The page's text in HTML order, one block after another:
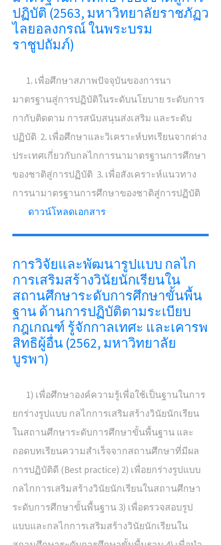
ปฏิบัติ (2563, มหาวิทยาลัยราชภัฏว
ไลยอลงกรณ์ ในพระบรม
ราชูปถัมภ์)
1. เพื่อศึกษาสภาพปัจจุบันของการนา
มาตรฐานสู่การปฏิบัติในระดับนโยบาย ระดับการ
กากับติดตาม การสนับสนุนส่งเสริม และระดับ
ปฏิบัติ 2. เพื่อศึกษาและวิเคราะห์บทเรียนจากต่าง
ประเทศเกี่ยวกับกลไกการนามาตรฐานการศึกษา
ของชาติสู่การปฏิบัติ 3. เพื่อสังเคราะห์แนวทาง
การนามาตรฐานการศึกษาของชาติสู่การปฏิบัติ
ดาวน์โหลดเอกสาร
การวิจัยและพัฒนารูปแบบ กลไก
การเสริมสร้างวินัยนักเรียนใน
สถานศึกษาระดับการศึกษาขั้นพื้น
ฐาน ด้านการปฏิบัติตามระเบียบ
กฎเกณฑ์ รู้จักกาลเทศะ และเคารพ
สิทธิผู้อื่น (2562, มหาวิทยาลัย
บูรพา)
1) เพื่อศึกษาองค์ความรู้เพื่อใช้เป็นฐานในการ
ยกร่างรูปแบบ กลไกการเสริมสร้างวินัยนักเรียน
ในสถานศึกษาระดับการศึกษาขั้นพื้นฐาน และ
ถอดบทเรียนความสำเร็จจากสถานศึกษาที่มีผล
การปฏิบัติดี (Best practice) 2) เพื่อยกร่างรูปแบบ
กลไกการเสริมสร้างวินัยนักเรียนในสถานศึกษา
ระดับการศึกษาขั้นพื้นฐาน 3) เพื่อตรวจสอบรูป
แบบและกลไกการเสริมสร้างวินัยนักเรียนใน